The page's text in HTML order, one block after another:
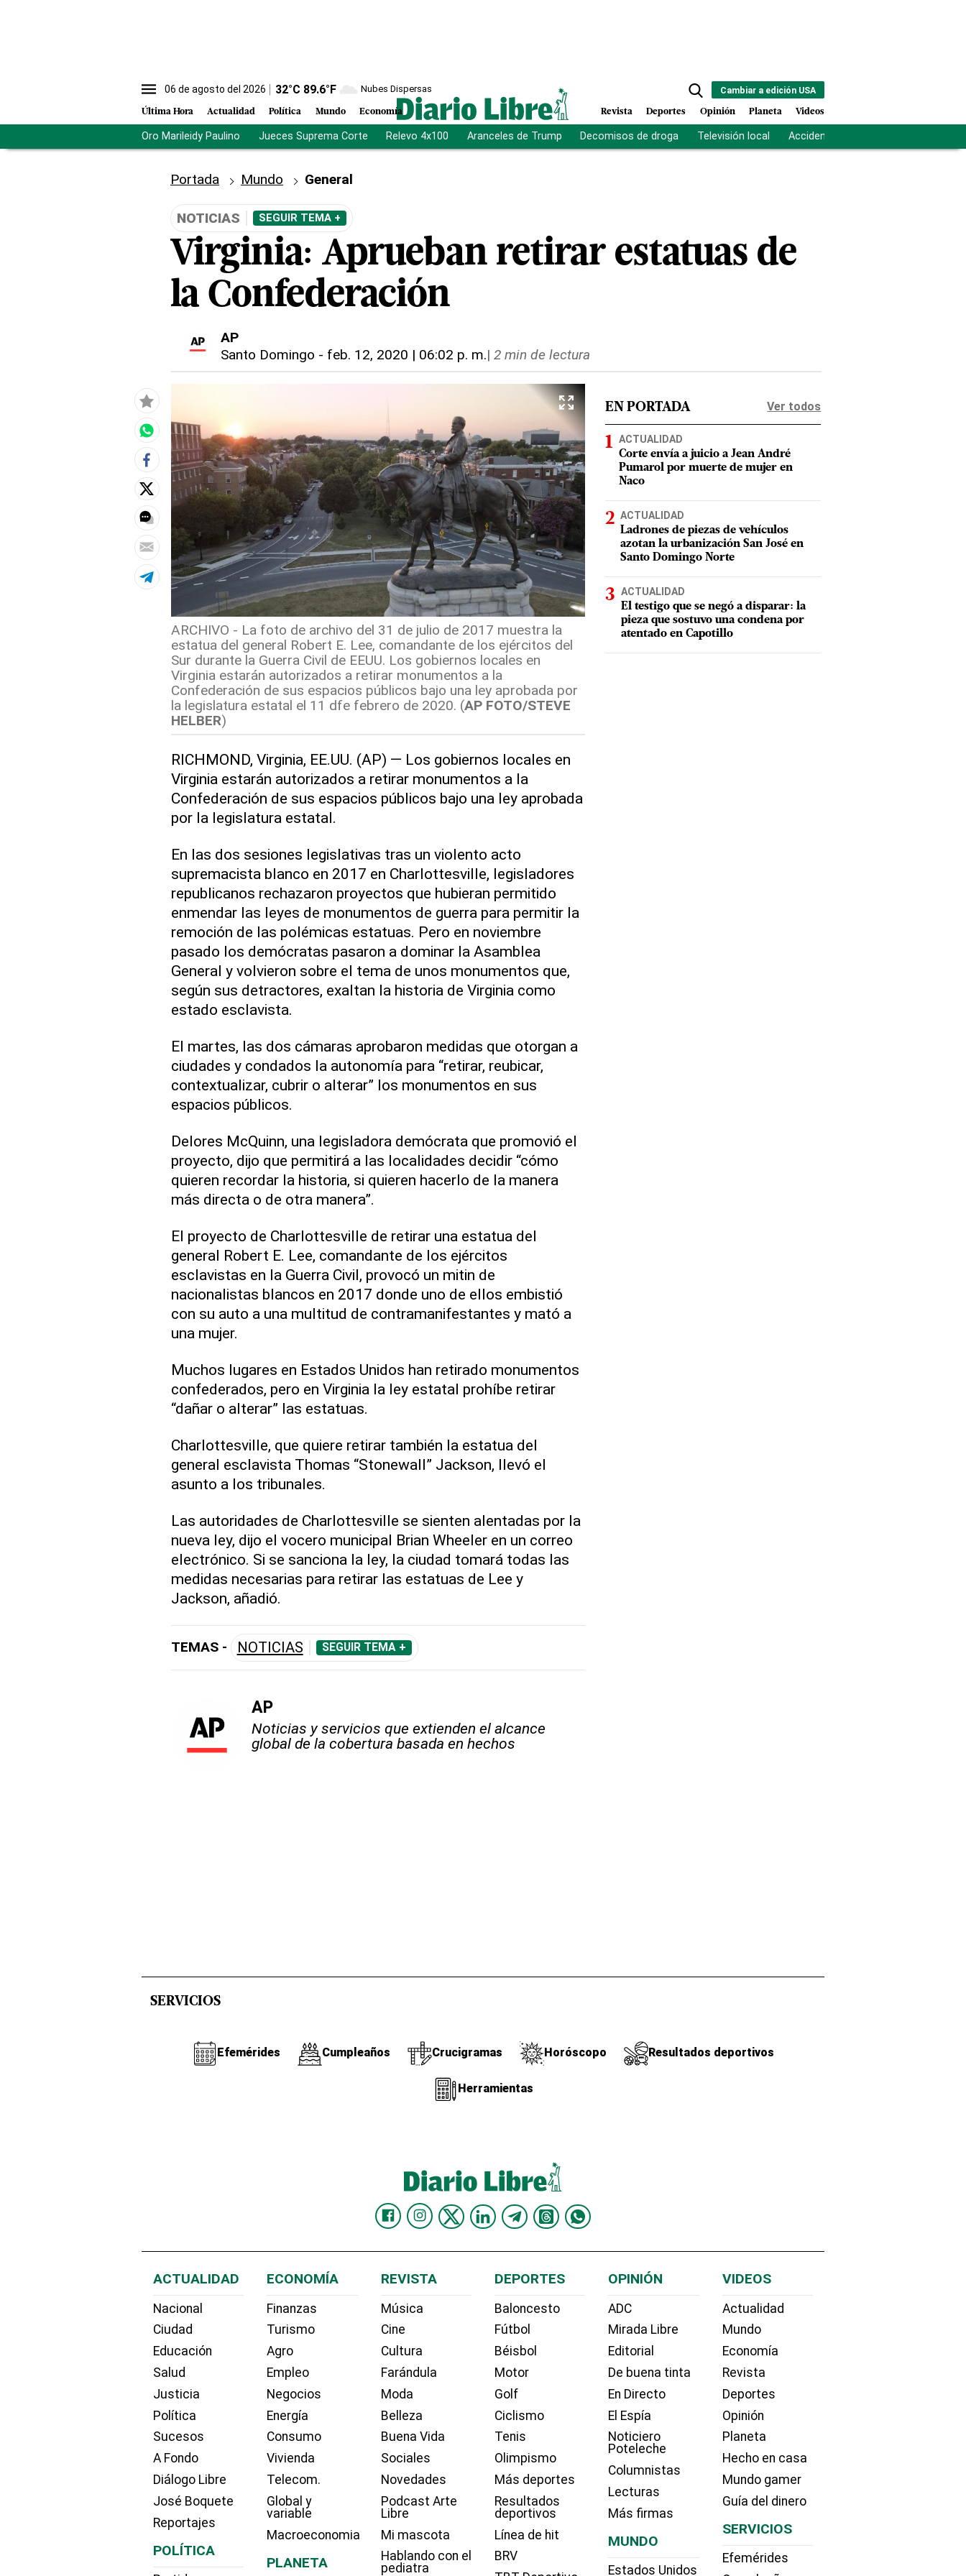
06 de agosto del 2026 32°C 89.6°F Nubes Dispersas
Última Hora Actualidad Política Mundo Economía
Cambiar a edición USA
Revista Deportes Opinión Planeta Videos
Oro Marileidy Paulino Jueces Suprema Corte Relevo 4x100 Aranceles de Trump Decomisos de droga Televisión local Accidente Los Ríos
Portada Mundo General
NOTICIAS SEGUIR TEMA +
Virginia: Aprueban retirar estatuas de
la Confederación
AP
Santo Domingo - feb. 12, 2020 | 06:02 p. m.| 2 min de lectura
ARCHIVO - La foto de archivo del 31 de julio de 2017 muestra la
estatua del general Robert E. Lee, comandante de los ejércitos del
Sur durante la Guerra Civil de EEUU. Los gobiernos locales en
Virginia estarán autorizados a retirar monumentos a la
Confederación de sus espacios públicos bajo una ley aprobada por
la legislatura estatal el 11 dfe febrero de 2020. (AP FOTO/STEVE
HELBER)
RICHMOND, Virginia, EE.UU. (AP) — Los gobiernos locales en
Virginia estarán autorizados a retirar monumentos a la
Confederación de sus espacios públicos bajo una ley aprobada
por la legislatura estatal.
En las dos sesiones legislativas tras un violento acto
supremacista blanco en 2017 en Charlottesville, legisladores
republicanos rechazaron proyectos que hubieran permitido
enmendar las leyes de monumentos de guerra para permitir la
remoción de las polémicas estatuas. Pero en noviembre
pasado los demócratas pasaron a dominar la Asamblea
General y volvieron sobre el tema de unos monumentos que,
según sus detractores, exaltan la historia de Virginia como
estado esclavista.
El martes, las dos cámaras aprobaron medidas que otorgan a
ciudades y condados la autonomía para “retirar, reubicar,
contextualizar, cubrir o alterar” los monumentos en sus
espacios públicos.
Delores McQuinn, una legisladora demócrata que promovió el
proyecto, dijo que permitirá a las localidades decidir “cómo
quieren recordar la historia, si quieren hacerlo de la manera
más directa o de otra manera”.
El proyecto de Charlottesville de retirar una estatua del
general Robert E. Lee, comandante de los ejércitos
esclavistas en la Guerra Civil, provocó un mitin de
nacionalistas blancos en 2017 donde uno de ellos embistió
con su auto a una multitud de contramanifestantes y mató a
una mujer.
Muchos lugares en Estados Unidos han retirado monumentos
confederados, pero en Virginia la ley estatal prohíbe retirar
“dañar o alterar” las estatuas.
Charlottesville, que quiere retirar también la estatua del
general esclavista Thomas “Stonewall” Jackson, llevó el
asunto a los tribunales.
Las autoridades de Charlottesville se sienten alentadas por la
nueva ley, dijo el vocero municipal Brian Wheeler en un correo
electrónico. Si se sanciona la ley, la ciudad tomará todas las
medidas necesarias para retirar las estatuas de Lee y
Jackson, añadió.
TEMAS - NOTICIAS SEGUIR TEMA +
AP
Noticias y servicios que extienden el alcance
global de la cobertura basada en hechos
EN PORTADA Ver todos
ACTUALIDAD
Corte envía a juicio a Jean André
Pumarol por muerte de mujer en
Naco
ACTUALIDAD
Ladrones de piezas de vehículos
azotan la urbanización San José en
Santo Domingo Norte
ACTUALIDAD
El testigo que se negó a disparar: la
pieza que sostuvo una condena por
atentado en Capotillo
SERVICIOS
Efemérides Cumpleaños Crucigramas Horóscopo Resultados deportivos
Herramientas
ACTUALIDAD
Nacional
Ciudad
Educación
Salud
Justicia
Política
Sucesos
A Fondo
Diálogo Libre
José Boquete
Reportajes
POLÍTICA
ECONOMÍA
Finanzas
Turismo
Agro
Empleo
Negocios
Energía
Consumo
Vivienda
Telecom.
Global y
variable
Macroeconomia
PLANETA
REVISTA
Música
Cine
Cultura
Farándula
Moda
Belleza
Buena Vida
Sociales
Novedades
Podcast Arte
Libre
Mi mascota
Hablando con el
pediatra
DEPORTES
Baloncesto
Fútbol
Béisbol
Motor
Golf
Ciclismo
Tenis
Olimpismo
Más deportes
Resultados
deportivos
Línea de hit
BRV
OPINIÓN
ADC
Mirada Libre
Editorial
De buena tinta
En Directo
El Espía
Noticiero
Poteleche
Columnistas
Lecturas
Más firmas
MUNDO
Estados Unidos
VIDEOS
Actualidad
Mundo
Economía
Revista
Deportes
Opinión
Planeta
Hecho en casa
Mundo gamer
Guía del dinero
SERVICIOS
Efemérides